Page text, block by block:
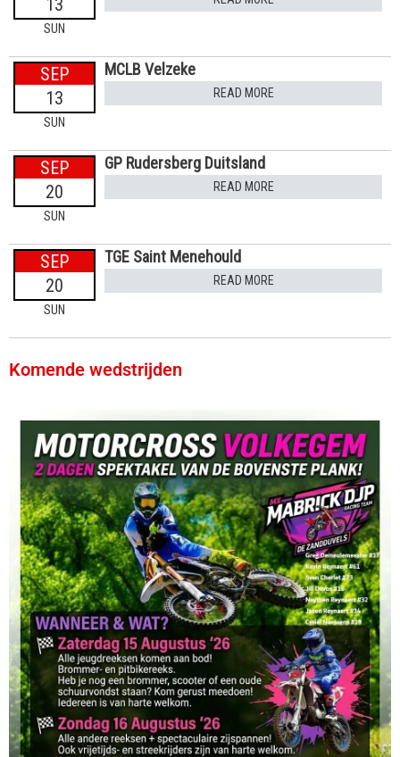
SUN
SEP
13
SUN
MCLB Velzeke
READ MORE
SEP
20
SUN
GP Rudersberg Duitsland
READ MORE
SEP
20
SUN
TGE Saint Menehould
READ MORE
Komende wedstrijden